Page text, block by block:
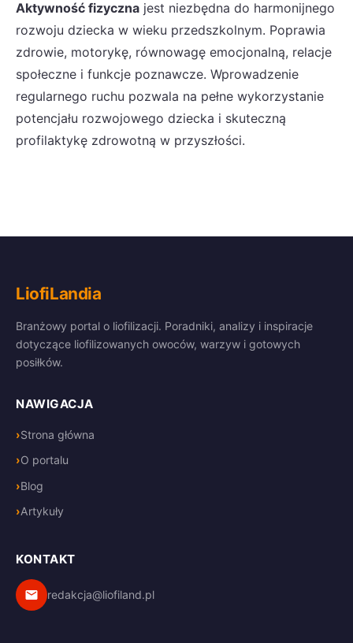
Aktywność fizyczna jest niezbędna do harmonijnego
rozwoju dziecka w wieku przedszkolnym. Poprawia
zdrowie, motorykę, równowagę emocjonalną, relacje
społeczne i funkcje poznawcze. Wprowadzenie
regularnego ruchu pozwala na pełne wykorzystanie
potencjału rozwojowego dziecka i skuteczną
profilaktykę zdrowotną w przyszłości.
LiofiLandia
Branżowy portal o liofilizacji. Poradniki, analizy i inspiracje
dotyczące liofilizowanych owoców, warzyw i gotowych
posiłków.
NAWIGACJA
Strona główna
O portalu
Blog
Artykuły
KONTAKT
redakcja@liofiland.pl